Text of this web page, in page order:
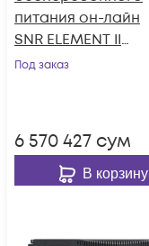
питания он-лайн
SNR ELEMENT II
2000ВА/2000Вт (PF-
Под заказ
6 570 427 сум
В корзину